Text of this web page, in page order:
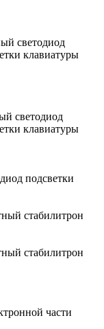
светодиод
клавиатуры
светодиод
клавиатуры
подсветки
стабилитрон
стабилитрон
части